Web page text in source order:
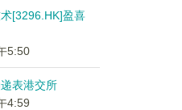
术[3296.HK]盈喜
5:50
递表港交所
4:59